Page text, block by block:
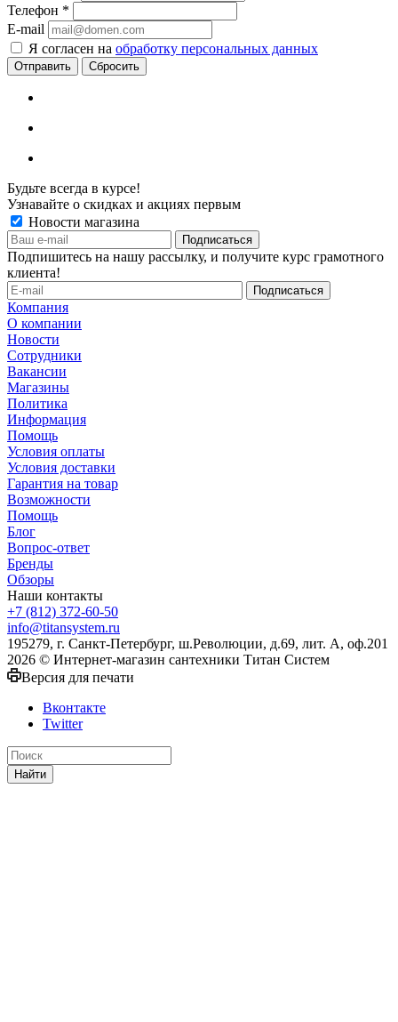
Телефон *
E-mail
Я согласен на обработку персональных данных
Сбросить
Будьте всегда в курсе!
Узнавайте о скидках и акциях первым
Новости магазина
Подпишитесь на нашу рассылку, и получите курс грамотного
клиента!
Компания
О компании
Новости
Сотрудники
Вакансии
Магазины
Политика
Информация
Помощь
Условия оплаты
Условия доставки
Гарантия на товар
Возможности
Помощь
Блог
Вопрос-ответ
Бренды
Обзоры
Наши контакты
+7 (812) 372-60-50
info@titansystem.ru
195279, г. Санкт-Петербург, ш.Революции, д.69, лит. А, оф.201
2026 © Интернет-магазин сантехники Титан Систем
Версия для печати
Вконтакте
Twitter
Найти